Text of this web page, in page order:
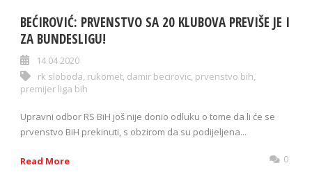
BEĆIROVIĆ: PRVENSTVO SA 20 KLUBOVA PREVIŠE JE I
ZA BUNDESLIGU!
14 04 2020
rk sloboda, rukomet, damir becirovic, prvenstvo bih,
premijer liga bih
Upravni odbor RS BiH još nije donio odluku o tome da li će se
prvenstvo BiH prekinuti, s obzirom da su podijeljena...
Read More 0